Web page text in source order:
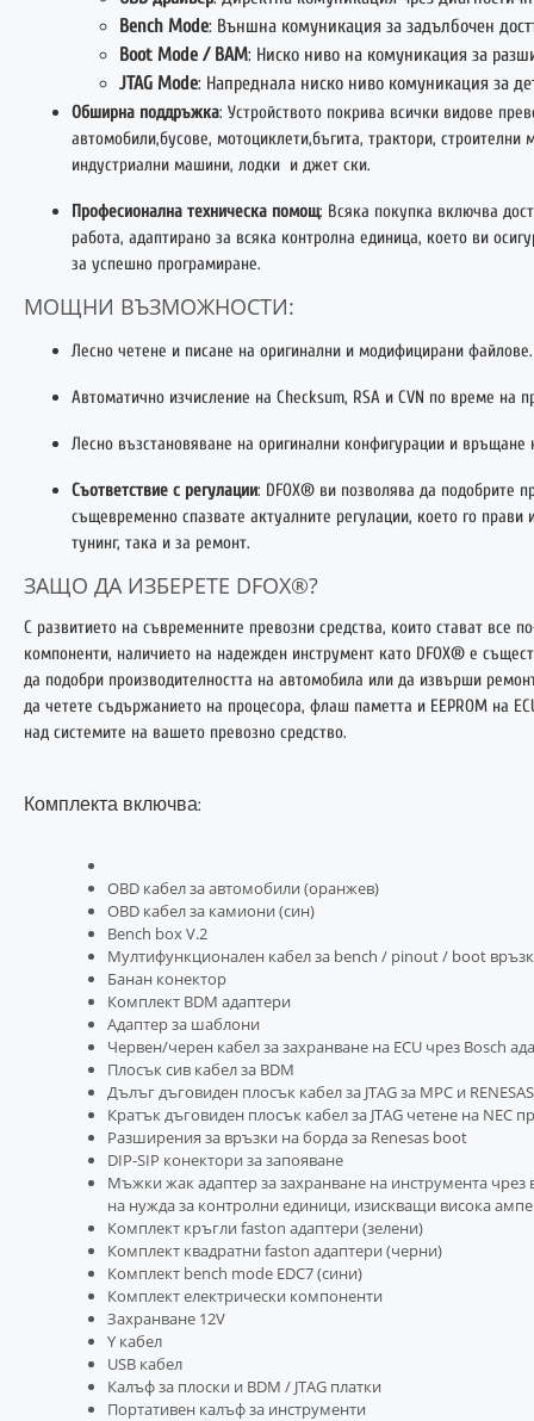
Bench Mode: Външна комуникация за задълбочен
Boot Mode / BAM: Ниско ниво на комуникация за
JTAG Mode: Напреднала ниско ниво комуникация за
Обширна поддръжка: Устройството покрива всички видове
автомобили,бусове, мотоциклети,бъгита, трактори,
индустриални машини, лодки и джет ски.
Професионална техническа помощ: Всяка покупка включва
работа, адаптирано за всяка контролна единица, което ви
за успешно програмиране.
МОЩНИ ВЪЗМОЖНОСТИ:
Лесно четене и писане на оригинални и модифицирани файлове.
Автоматично изчисление на Checksum, RSA и CVN по време на
Лесно възстановяване на оригинални конфигурации и връщане
Съответствие с регулации: DFOX® ви позволява да подобрите
същевременно спазвате актуалните регулации, което го прави
тунинг, така и за ремонт.
ЗАЩО ДА ИЗБЕРЕТЕ DFOX®?
С развитието на съвременните превозни средства, които стават все
компоненти, наличието на надежден инструмент като DFOX® е
да подобри производителността на автомобила или да извърши
да четете съдържанието на процесора, флаш паметта и EEPROM на
над системите на вашето превозно средство.
Комплекта включва:
OBD кабел за автомобили (оранжев)
OBD кабел за камиони (син)
Bench box V.2
Мултифункционален кабел за bench / pinout / boot
Банан конектор
Комплект BDM адаптери
Адаптер за шаблони
Червен/черен кабел за захранване на ECU чрез Bosch
Плосък сив кабел за BDM
Дълъг дъговиден плосък кабел за JTAG за MPC и
Кратък дъговиден плосък кабел за JTAG четене на NEC
Разширения за връзки на борда за Renesas boot
DIP-SIP конектори за запояване
Мъжки жак адаптер за захранване на инструмента
на нужда за контролни единици, изискващи висока
Комплект кръгли faston адаптери (зелени)
Комплект квадратни faston адаптери (черни)
Комплект bench mode EDC7 (сини)
Комплект електрически компоненти
Захранване 12V
Y кабел
USB кабел
Калъф за плоски и BDM / JTAG платки
Портативен калъф за инструменти